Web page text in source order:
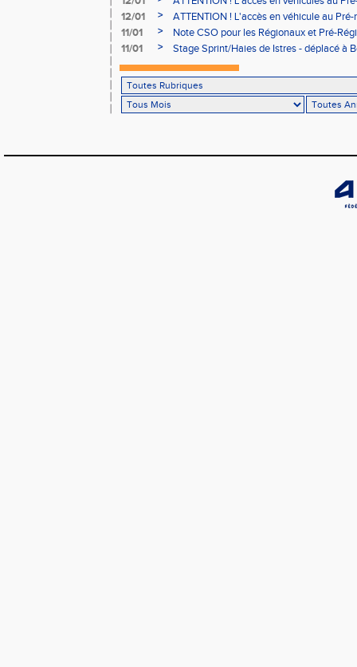
Bains sera réglementé
12/01 >
ATTENTION ! L'accès en véhicule au
Bains sera réglementé
11/01 >
Note CSO pour les Régionaux et Pré-
11/01
> Stage Sprint/Haies de Istres - déplacé à